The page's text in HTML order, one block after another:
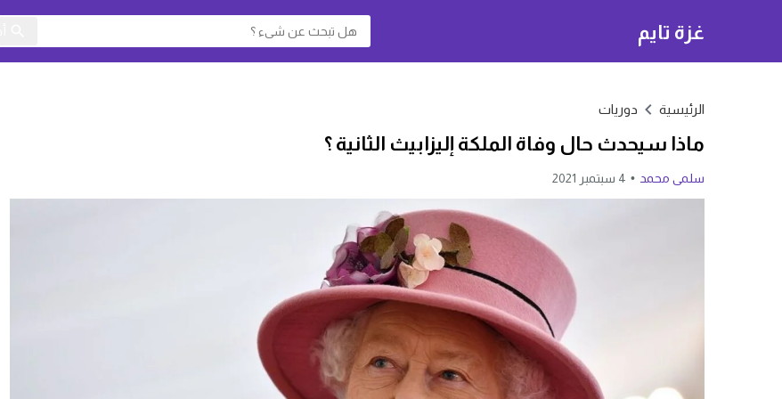
غزة تايم
الرئيسية دوريات
ماذا سيحدث حال وفاة الملكة إليزابيث الثانية ؟
سلمى محمد 4 سبتمبر 2021